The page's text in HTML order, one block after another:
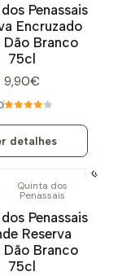
Penassais
Encruzado
Branco
75cl
9,90€
detalhes
Quinta dos
Penassais
Penassais
Reserva
Branco
75cl